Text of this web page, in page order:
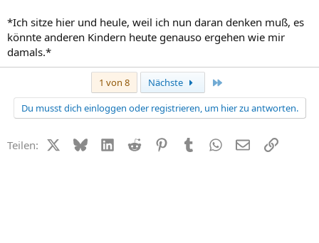
*Ich sitze hier und heule, weil ich nun daran denken muß, es
könnte anderen Kindern heute genauso ergehen wie mir
damals.*
1 von 8 Nächste
Du musst dich einloggen oder registrieren, um hier zu antworten.
Teilen: X (Twitter)
BlueskyLinkedIn
Reddit PinterestTumblr WhatsApp
E-MailLink